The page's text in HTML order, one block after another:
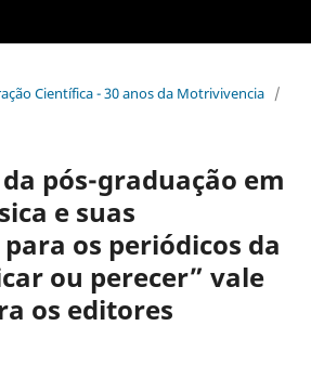
Científica - 30 anos da Motrivivencia /
pós-graduação em
e suas
os periódicos da
ou perecer” vale
os editores